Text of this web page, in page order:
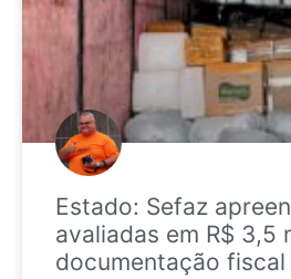
Estado: Sefaz
avaliadas em R$ 3,5
documentação fiscal